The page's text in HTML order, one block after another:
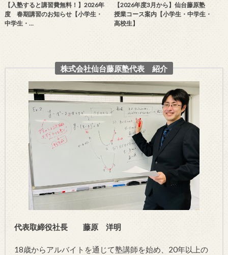
【入塾すると講習費無料！】2026年
度 春期講習のお知らせ【小学生・
中学生・…
【2026年度3月から】仙台藤原塾
授業コース案内【小学生・中学生・
高校生】
株式会社仙台藤原塾代表 紹介
代表取締役社長 藤原 洋明
18歳からアルバイトを通じて塾講師を始め、20年以上の